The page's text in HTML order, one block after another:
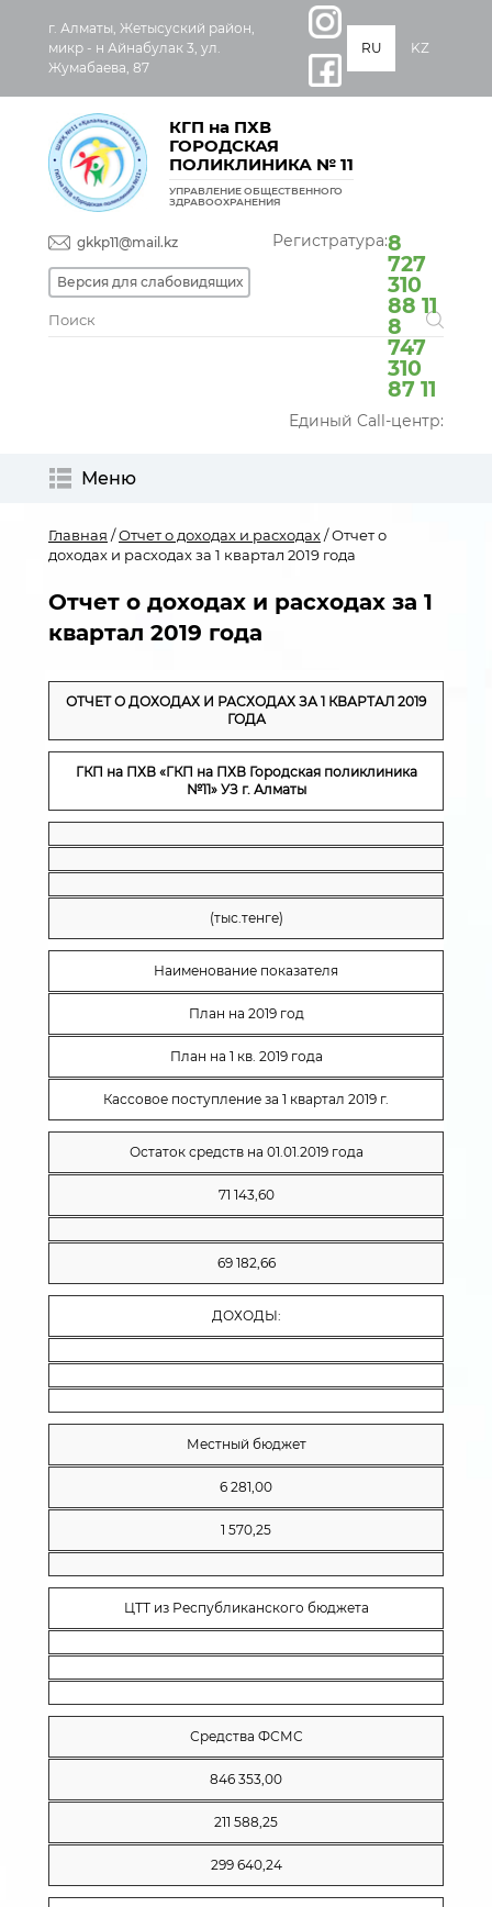
г. Алматы, Жетысуский район,
микр - н Айнабулак 3, ул.
Жумабаева, 87
RU KZ
КГП на ПХВ
ГОРОДСКАЯ
ПОЛИКЛИНИКА № 11
УПРАВЛЕНИЕ ОБЩЕСТВЕННОГО
ЗДРАВООХРАНЕНИЯ
gkkp11@mail.kz
Версия для слабовидящих
Регистратура:8
727
310
88 11
8
747
310
87 11
Единый Call-центр:
Меню
Главная /Отчет о доходах и расходах/ Отчет о
доходах и расходах за 1 квартал 2019 года
Отчет о доходах и расходах за 1
квартал 2019 года
ОТЧЕТ О ДОХОДАХ И РАСХОДАХ ЗА 1 КВАРТАЛ 2019
ГОДА
ГКП на ПХВ «ГКП на ПХВ Городская поликлиника
№11» УЗ г. Алматы
(тыс.тенге)
Наименование показателя
План на 2019 год
План на 1 кв. 2019 года
Кассовое поступление за 1 квартал 2019 г.
Остаток средств на 01.01.2019 года
71 143,60
69 182,66
ДОХОДЫ:
Местный бюджет
6 281,00
1 570,25
ЦТТ из Республиканского бюджета
Средства ФСМС
846 353,00
211 588,25
299 640,24